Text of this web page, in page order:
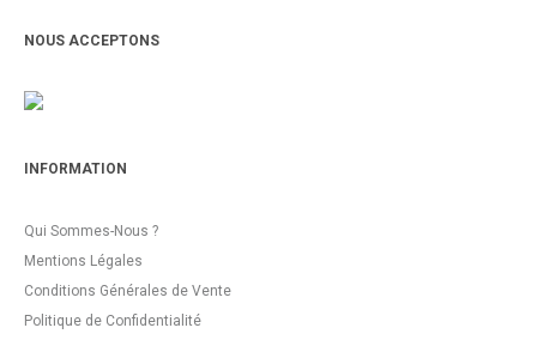
NOUS ACCEPTONS
INFORMATION
Qui Sommes-Nous ?
Mentions Légales
Conditions Générales de Vente
Politique de Confidentialité